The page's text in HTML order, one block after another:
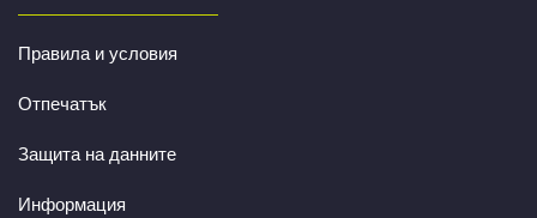
Правила и условия
Отпечатък
Защита на данните
Информация